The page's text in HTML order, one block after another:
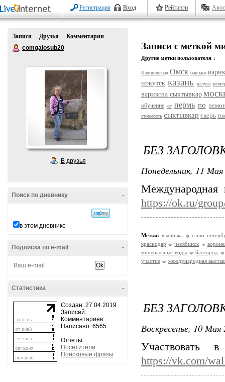
Регистрация Вход Рейтинги
Записи Друзья
Комментарии
comgalosub20
В друзья
-
Поиск по дневнику
в этом дневнике
-
Подписка по e-mail
-
Статистика
Создан: 27.04.2019
Записей:
Комментариев:
Написано: 6565
Отчеты:
Посетители
Поисковые фразы
Записи с меткой
Другие метки пользователя ↓
Калининград Омск барнаул
иркутск казань калуга
варикоза сыктывкар
обучение от пермь по
стоимость сыктывкар тверь
БЕЗ
Понедельник, 11
Международная
https://ok.ru/
Метки: выставка
санкт-
краснодар
челябинск
минеральные воды
белгород
участие
международная
БЕЗ
Воскресенье, 10
Участвовать
https://vk.com/